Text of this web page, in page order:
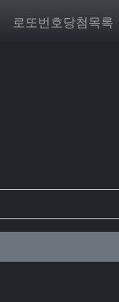
로또번호당첨목록